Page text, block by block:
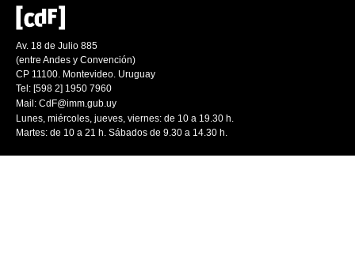
Av. 18 de Julio 885
(entre Andes y Convención)
CP 11100. Montevideo. Uruguay
Tel: [598 2] 1950 7960
Mail: CdF@imm.gub.uy
Lunes, miércoles, jueves, viernes: de 10 a 19.30 h.
Martes: de 10 a 21 h. Sábados de 9.30 a 14.30 h.